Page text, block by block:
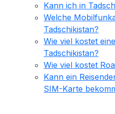
Kann ich in
Welche
Tadschikistan?
Wie viel kostet
Tadschikistan?
Wie viel kostet
Kann ein
SIM-Karte